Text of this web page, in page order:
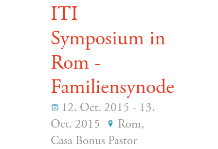
ITI
Symposium in
Rom -
Familiensynode
12. Oct. 2015 - 13.
Oct. 2015
Rom,
Casa Bonus Pastor